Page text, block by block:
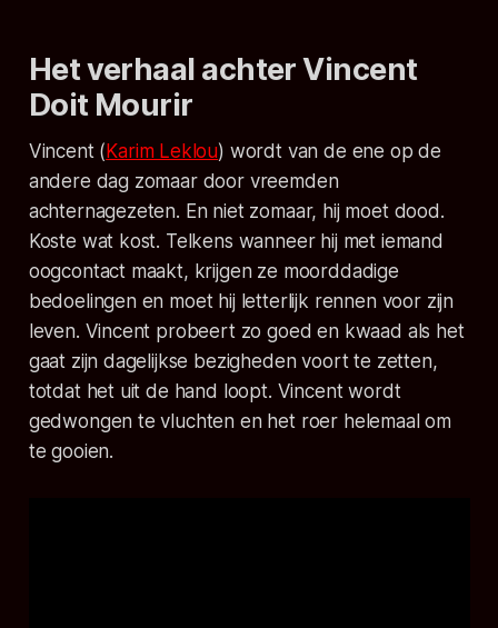
Het verhaal achter Vincent
Doit Mourir
Vincent ( Karim Leklou) wordt van de ene op de
andere dag zomaar door vreemden
achternagezeten. En niet zomaar, hij moet dood.
Koste wat kost. Telkens wanneer hij met iemand
oogcontact maakt, krijgen ze moorddadige
bedoelingen en moet hij letterlijk rennen voor zijn
leven. Vincent probeert zo goed en kwaad als het
gaat zijn dagelijkse bezigheden voort te zetten,
totdat het uit de hand loopt. Vincent wordt
gedwongen te vluchten en het roer helemaal om
te gooien.